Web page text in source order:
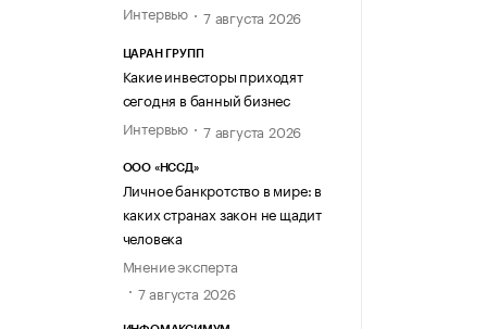
Интервью
7 августа 2026
ЦАРАН ГРУПП
Какие инвесторы приходят
сегодня в банный бизнес
Интервью
7 августа 2026
ООО «НССД»
Личное банкротство в мире: в
каких странах закон не щадит
человека
Мнение эксперта
7 августа 2026